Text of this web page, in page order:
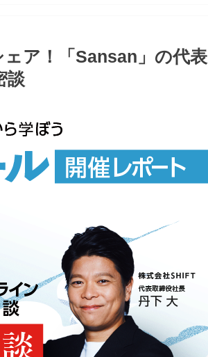
ア！「Sansan」の代表
談